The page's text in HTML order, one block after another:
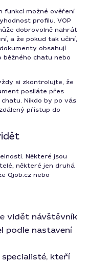
funkcí možné ověření
profilu. VOP
dobrovolně nahrát
a že pokud tak učiní,
obsahují
běžného chatu nebo
si zkontrolujte, že
posíláte přes
Nikdo by po vás
přístup do
Některé jsou
některé jen druhá
Qjob.cz nebo
vidět návštěvník
podle nastavení
kteří